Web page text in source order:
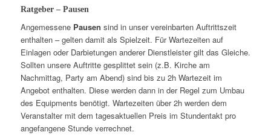
Ratgeber – Pausen
Angemessene Pausen sind in unser vereinbarten Auftrittszeit
enthalten – gelten damit als Spielzeit. Für Wartezeiten auf
Einlagen oder Darbietungen anderer Dienstleister gilt das Gleiche.
Sollten unsere Auftritte gesplittet sein (z.B. Kirche am
Nachmittag, Party am Abend) sind bis zu 2h Wartezeit im
Angebot enthalten. Diese werden dann in der Regel zum Umbau
des Equipments benötigt. Wartezeiten über 2h werden dem
Veranstalter mit dem tagesaktuellen Preis im Stundentakt pro
angefangene Stunde verrechnet.